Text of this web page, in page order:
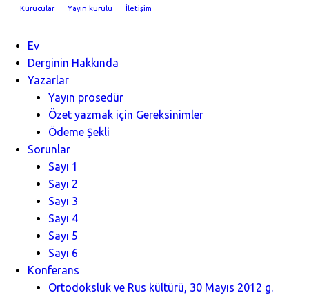
Kurucular Yayın kurulu İletişim
Ev
Derginin Hakkında
Yazarlar
Yayın prosedür
Özet yazmak için Gereksinimler
Ödeme Şekli
Sorunlar
Sayı 1
Sayı 2
Sayı 3
Sayı 4
Sayı 5
Sayı 6
Konferans
Ortodoksluk ve Rus kültürü, 30 Mayıs 2012 g.